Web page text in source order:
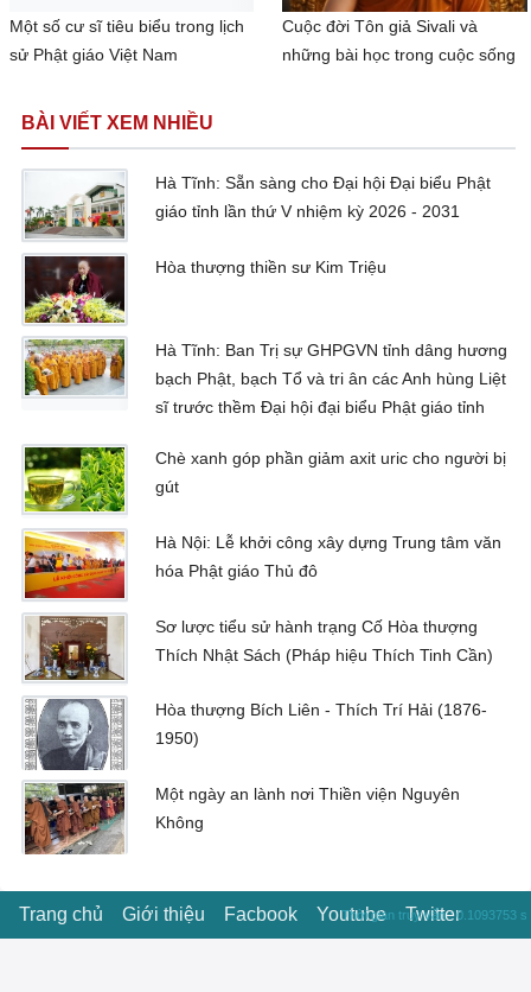
Một số cư sĩ tiêu biểu trong lịch
sử Phật giáo Việt Nam
Cuộc đời Tôn giả Sivali và
những bài học trong cuộc sống
BÀI VIẾT XEM NHIỀU
Hà Tĩnh: Sẵn sàng cho Đại hội Đại biểu Phật
giáo tỉnh lần thứ V nhiệm kỳ 2026 - 2031
Hòa thượng thiền sư Kim Triệu
Hà Tĩnh: Ban Trị sự GHPGVN tỉnh dâng hương
bạch Phật, bạch Tổ và tri ân các Anh hùng Liệt
sĩ trước thềm Đại hội đại biểu Phật giáo tỉnh
Chè xanh góp phần giảm axit uric cho người bị
gút
Hà Nội: Lễ khởi công xây dựng Trung tâm văn
hóa Phật giáo Thủ đô
Sơ lược tiểu sử hành trạng Cố Hòa thượng
Thích Nhật Sách (Pháp hiệu Thích Tinh Cần)
Hòa thượng Bích Liên - Thích Trí Hải (1876-
1950)
Một ngày an lành nơi Thiền viện Nguyên
Không
Trang chủ Giới thiệu Facbook Youtube Twitter
Thời gian truy vấn : 0.1093753 s